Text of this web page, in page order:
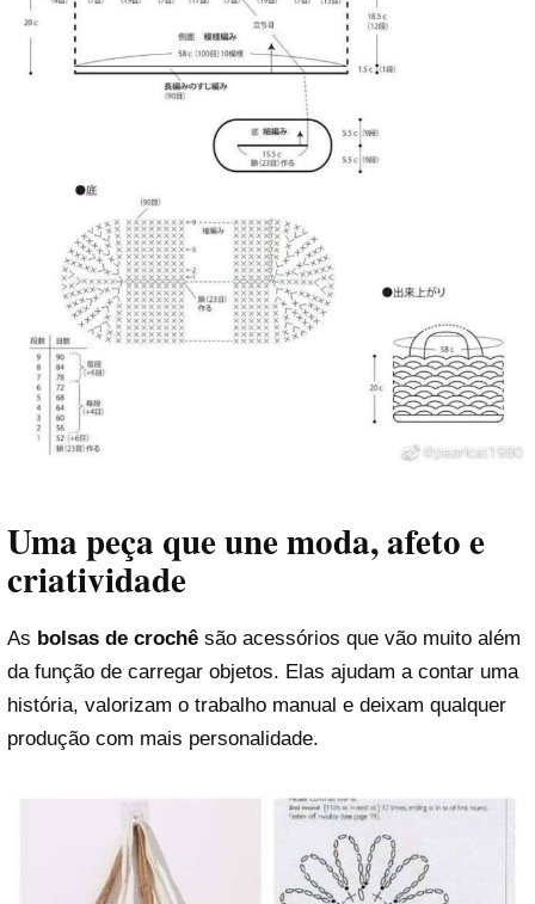
Uma peça que une moda, afeto e
criatividade
As bolsas de crochê são acessórios que vão muito além
da função de carregar objetos. Elas ajudam a contar uma
história, valorizam o trabalho manual e deixam qualquer
produção com mais personalidade.